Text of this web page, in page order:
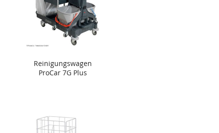
Reinigungswagen
ProCar 7G Plus